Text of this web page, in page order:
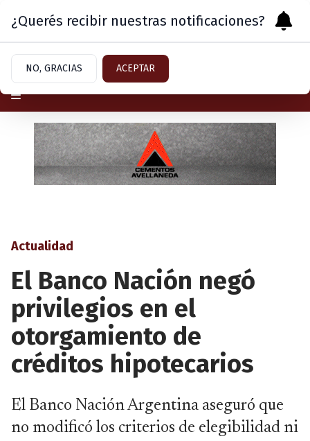
Sábado 8 de Agosto
Actualidad
El Banco Nación negó
privilegios en el
otorgamiento de
créditos hipotecarios
El Banco Nación Argentina aseguró que
no modificó los criterios de elegibilidad ni
¿Querés recibir nuestras notificaciones?
NO, GRACIAS ACEPTAR